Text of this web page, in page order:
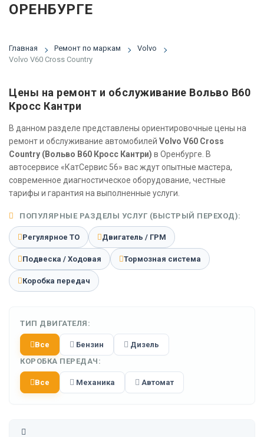
ОРЕНБУРГЕ
Главная Ремонт по маркам
Volvo
Volvo V60 Cross Country
Цены на ремонт и обслуживание Вольво В60
Кросс Кантри
В данном разделе представлены ориентировочные цены на
ремонт и обслуживание автомобилей Volvo V60 Cross
Country (Вольво В60 Кросс Кантри) в Оренбурге. В
автосервисе «КатСервис 56» вас ждут опытные мастера,
современное диагностическое оборудование, честные
тарифы и гарантия на выполненные услуги.
ПОПУЛЯРНЫЕ РАЗДЕЛЫ УСЛУГ (БЫСТРЫЙ ПЕРЕХОД):
Регулярное ТО Двигатель / ГРМ
Подвеска / Ходовая Тормозная система
Коробка передач
ТИП ДВИГАТЕЛЯ:
Все Бензин
Дизель
КОРОБКА ПЕРЕДАЧ:
Все Механика Автомат